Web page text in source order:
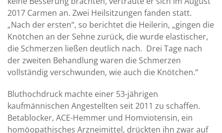
2017 Carmen an. Zwei Heilsitzungen fanden statt.
„Nach der ersten“, so berichtet die Heilerin, „gingen die
Knötchen an der Sehne zurück, die wurde elastischer,
die Schmerzen ließen deutlich nach. Drei Tage nach
der zweiten Behandlung waren die Schmerzen
vollständig verschwunden, wie auch die Knötchen.“
Bluthochdruck machte einer 53-jährigen
kaufmännischen Angestellten seit 2011 zu schaffen.
Betablocker, ACE-Hemmer und Homviotensin, ein
homöopathisches Arzneimittel, drückten ihn zwar auf